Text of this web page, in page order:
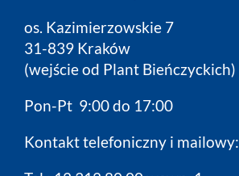
os. Kazimierzowskie 7
31-839 Kraków
(wejście od Plant Bieńczyckich)
Pon-Pt 9:00 do 17:00
Kontakt telefoniczny i mailowy: